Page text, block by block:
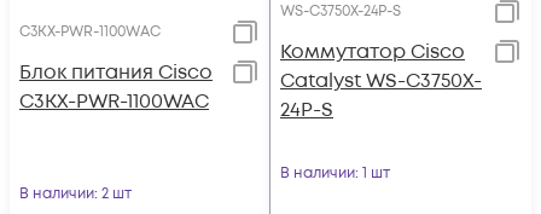
C3KX-PWR-1100WAC
Блок питания Cisco
C3KX-PWR-1100WAC
В наличии: 2 шт
WS-C3750X-24P-S
Коммутатор Cisco
Catalyst WS-C3750X-
24P-S
В наличии: 1 шт